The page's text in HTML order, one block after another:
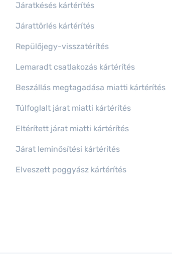
Járatkésés kártérítés
Járattörlés kártérítés
Repülőjegy-visszatérítés
Lemaradt csatlakozás kártérítés
Beszállás megtagadása miatti kártérítés
Túlfoglalt járat miatti kártérítés
Eltérített járat miatti kártérítés
Járat leminősítési kártérítés
Elveszett poggyász kártérítés